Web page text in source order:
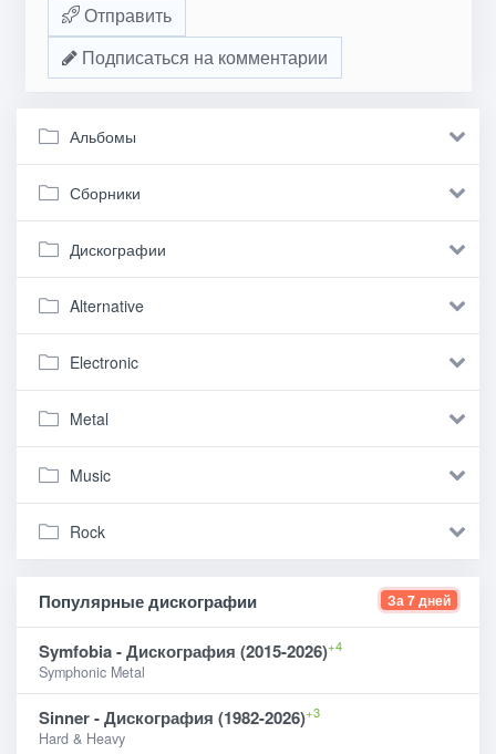
Отправить
Подписаться на комментарии
Альбомы
Сборники
Дискографии
Alternative
Electronic
Metal
Music
Rock
Популярные дискографии За 7 дней
Symfobia - Дискография (2015-2026)+4
Symphonic Metal
Sinner - Дискография (1982-2026)+3
Hard & Heavy